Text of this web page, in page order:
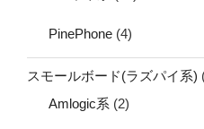
PinePhone (4)
スモールボード(ラズパイ系)
Amlogic系 (2)